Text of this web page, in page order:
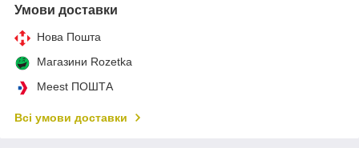
Умови доставки
Нова Пошта
Магазини Rozetka
Meest ПОШТА
Всі умови доставки